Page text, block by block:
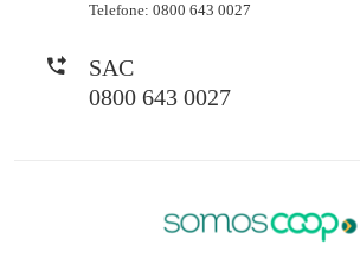
Telefone: 0800 643 0027
SAC
0800 643 0027